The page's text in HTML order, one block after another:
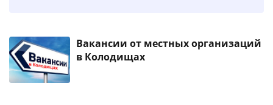
Вакансии от местных организаций
в Колодищах